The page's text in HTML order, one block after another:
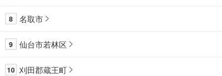
8 名取市
9 仙台市若林区
10 刈田郡蔵王町